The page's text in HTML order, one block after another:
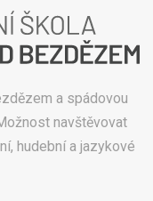
a spádovou
navštěvovat
hudební a jazykové